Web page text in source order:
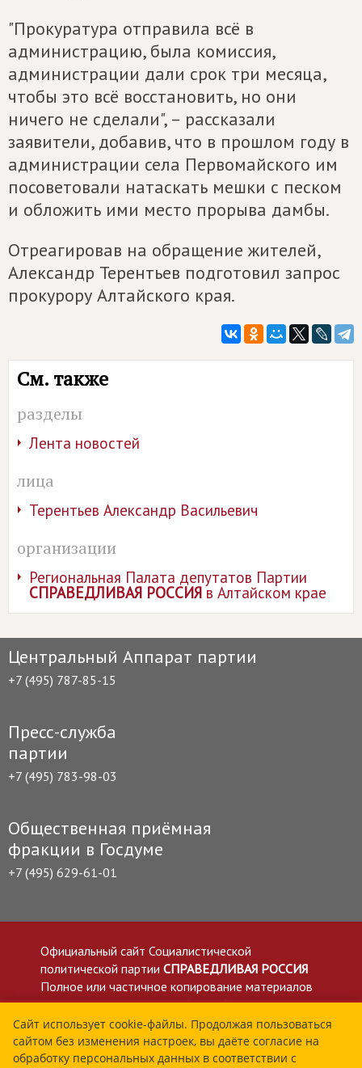
"Прокуратура отправила всё в
администрацию, была комиссия,
администрации дали срок три месяца,
чтобы это всё восстановить, но они
ничего не сделали", – рассказали
заявители, добавив, что в прошлом году в
администрации села Первомайского им
посоветовали натаскать мешки с песком
и обложить ими место прорыва дамбы.
Отреагировав на обращение жителей,
Александр Терентьев подготовил запрос
прокурору Алтайского края.
См. также
разделы
Лента новостей
лица
Терентьев Александр Васильевич
организации
Региональная Палата депутатов Партии
СПРАВЕДЛИВАЯ РОССИЯв Алтайском крае
Центральный Аппарат партии
+7 (495) 787-85-15
Пресс-служба
партии
+7 (495) 783-98-03
Общественная приёмная
фракции в Госдуме
+7 (495) 629-61-01
Официальный сайт Социалистической
политической партии СПРАВЕДЛИВАЯ РОССИЯ
Полное или частичное копирование материалов
приветствуется со ссылкой на сайт spravedlivo.ru
Политика в отношении обработки персональных
данных
Все материалы сайта spravedlivo.ru доступны по
Сайт использует cookie-файлы. Продолжая пользоваться
сайтом без изменения настроек, вы даёте согласие на
обработку персональных данных в соответствии с